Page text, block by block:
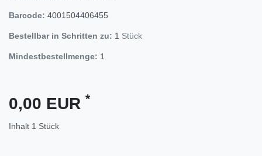
Barcode: 4001504406455
Bestellbar in Schritten zu: 1 Stück
Mindestbestellmenge: 1
0,00 EUR *
Inhalt 1 Stück